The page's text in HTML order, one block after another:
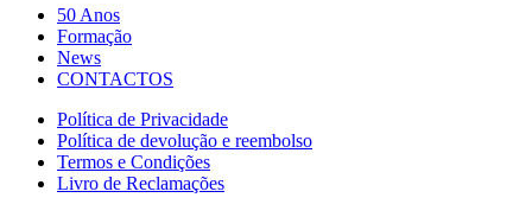
50 Anos
Formação
News
CONTACTOS
Política de Privacidade
Política de devolução e reembolso
Termos e Condições
Livro de Reclamações